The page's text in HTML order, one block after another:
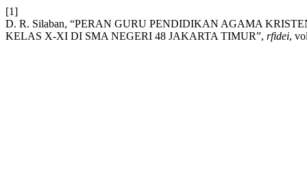
[1]
D. R. Silaban, “PERAN GURU PENDIDIKAN AGAMA
KELAS X-XI DI SMA NEGERI 48 JAKARTA TIMUR”, rfidei,